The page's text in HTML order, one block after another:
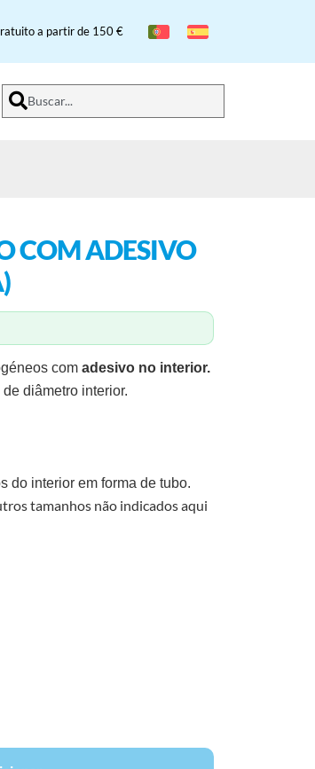
a partir de 150 €
Buscar...
COM ADESIVO
comadesivo no interior.
diâmetro interior.
do interior em forma de tubo.
tamanhos não indicados aqui